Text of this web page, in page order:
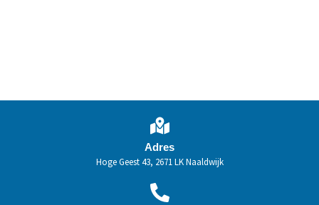
Adres
Hoge Geest 43, 2671 LK Naaldwijk